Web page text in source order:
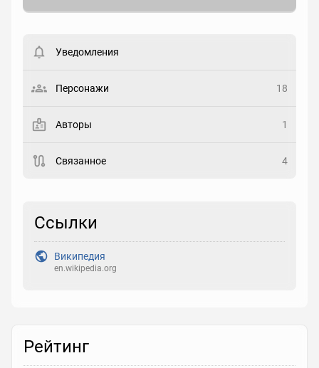
Статус
Рейтинг
Выберите реакцию
Уведомления
Персонажи 18
Авторы 1
Связанное 4
Ссылки
Википедия
en.wikipedia.org
Рейтинг